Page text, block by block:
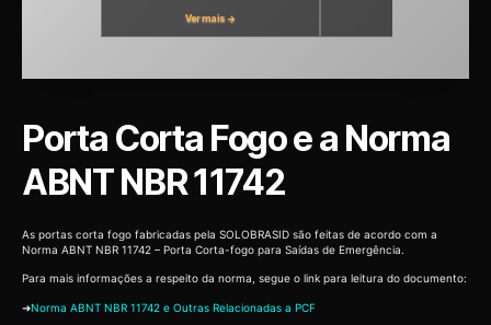
Ver mais →
Porta Corta Fogo e a Norma
ABNT NBR 11742
As portas corta fogo fabricadas pela SOLOBRASID são feitas de acordo com a
Norma ABNT NBR 11742 – Porta Corta-fogo para Saídas de Emergência.
Para mais informações a respeito da norma, segue o link para leitura do documento:
➜Norma ABNT NBR 11742 e Outras Relacionadas a PCF